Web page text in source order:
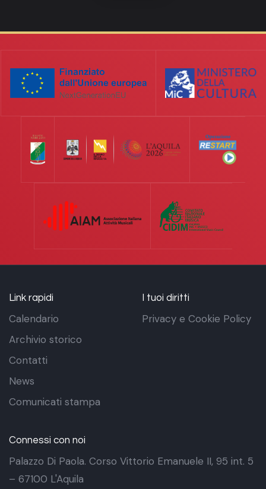
Link rapidi
Calendario
Archivio storico
Contatti
News
Comunicati stampa
I tuoi diritti
Privacy e Cookie Policy
Connessi con noi
Palazzo Di Paola. Corso Vittorio Emanuele II, 95 int. 5
– 67100 L'Aquila